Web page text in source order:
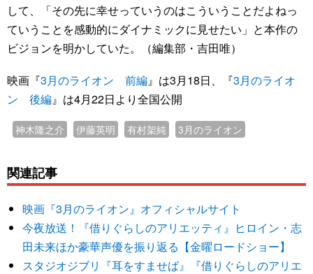
して、「その先に幸せっていうのはこういうことだよねっ
ていうことを感動的にダイナミックに見せたい」と本作の
ビジョンを明かしていた。（編集部・吉田唯）
映画『3月のライオン 前編』は3月18日、『3月のライオ
ン 後編』は4月22日より全国公開
神木隆之介 伊藤英明 有村架純 3月のライオン
関連記事
映画『3月のライオン』オフィシャルサイト
今夜放送！『借りぐらしのアリエッティ』ヒロイン・志
田未来ほか豪華声優を振り返る【金曜ロードショー】
スタジオジブリ『耳をすませば』『借りぐらしのアリエ